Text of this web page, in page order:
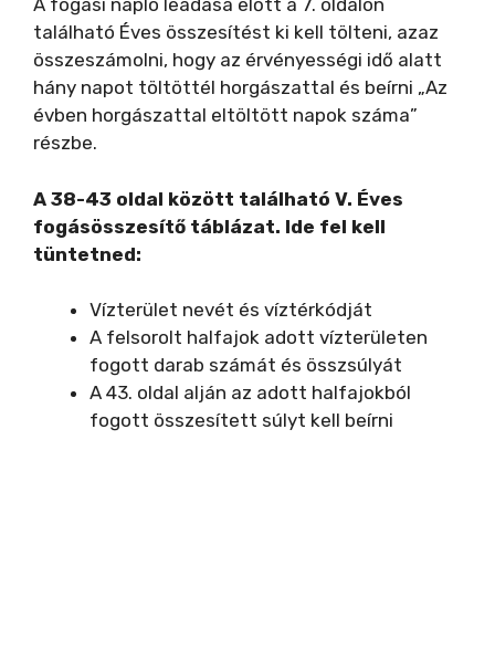
A fogási napló leadása előtt a 7. oldalon
található Éves összesítést ki kell tölteni, azaz
összeszámolni, hogy az érvényességi idő alatt
hány napot töltöttél horgászattal és beírni „Az
évben horgászattal eltöltött napok száma”
részbe.
A 38-43 oldal között található V. Éves
fogásösszesítő táblázat. Ide fel kell
tüntetned:
Vízterület nevét és víztérkódját
A felsorolt halfajok adott vízterületen
fogott darab számát és összsúlyát
A 43. oldal alján az adott halfajokból
fogott összesített súlyt kell beírni